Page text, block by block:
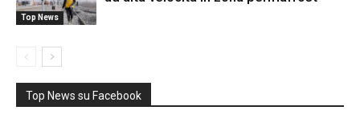
Top News
Top News su Facebook